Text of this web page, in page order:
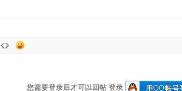
您需要登录后才可以回帖 登录